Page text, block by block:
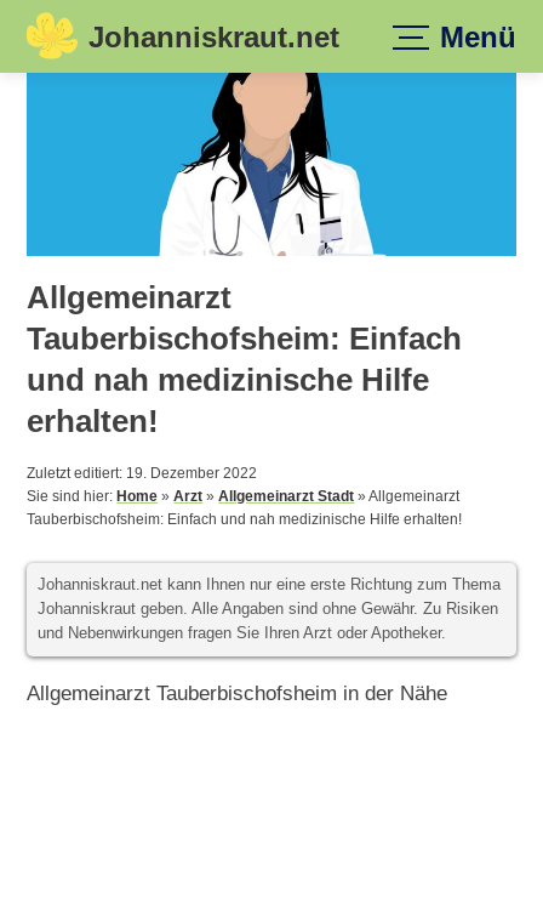
Skip
Johanniskraut.net Menü
Allgemeinarzt
Tauberbischofsheim: Einfach
und nah medizinische Hilfe
erhalten!
Zuletzt editiert: 19. Dezember 2022
Sie sind hier:Home »Arzt »Allgemeinarzt Stadt »Allgemeinarzt
Tauberbischofsheim: Einfach und nah medizinische Hilfe erhalten!
Johanniskraut.net kann Ihnen nur eine erste Richtung zum Thema
Johanniskraut geben. Alle Angaben sind ohne Gewähr. Zu Risiken
und Nebenwirkungen fragen Sie Ihren Arzt oder Apotheker.
Allgemeinarzt Tauberbischofsheim in der Nähe